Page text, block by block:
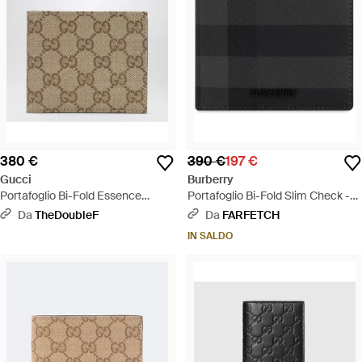
380 €
Gucci
Portafoglio Bi-Fold Essence
Classic - Metallizzato
DaTheDoubleF
390 €197 €
Burberry
Portafoglio Bi-Fold Slim Check -
NeroDa FARFETCH
IN SALDO